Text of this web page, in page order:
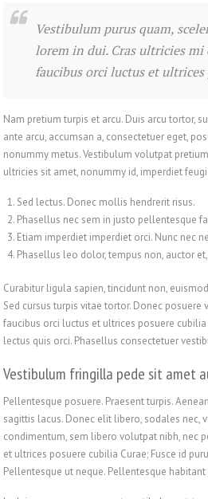
Vestibulum purus quam,
lorem in dui. Cras ultricies
faucibus orci luctus et
Nam pretium turpis et arcu. Duis arcu tortor,
ante arcu, accumsan a, consectetuer eget,
nonummy metus. Vestibulum volutpat
ultricies sit amet, nonummy id, imperdiet
Sed lectus. Donec mollis hendrerit risus.
Phasellus nec sem in justo pellentesque
Etiam imperdiet imperdiet orci. Nunc nec
Phasellus leo dolor, tempus non, auctor
Curabitur ligula sapien, tincidunt non,
Sed cursus turpis vitae tortor. Donec
faucibus orci luctus et ultrices posuere
lectus quis orci. Phasellus consectetuer
Vestibulum fringilla pede sit amet
Pellentesque posuere. Praesent turpis.
sagittis lacus. Donec elit libero, sodales nec,
condimentum, sem libero volutpat nibh, nec
et ultrices posuere cubilia Curae; Fusce id
Pellentesque ut neque. Pellentesque